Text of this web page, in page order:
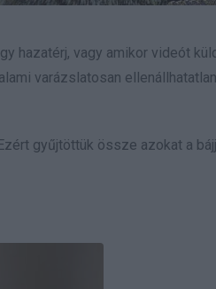
hazatérj, vagy amikor videót
varázslatosan
gyűjtöttük össze azokat a